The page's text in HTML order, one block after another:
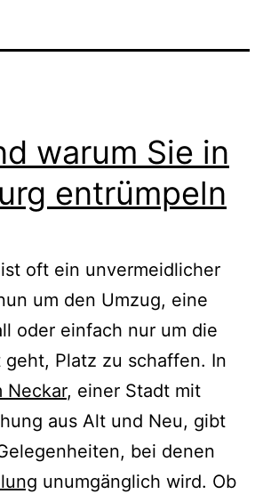
warum Sie in
entrümpeln
ist oft ein unvermeidlicher
um den Umzug, eine
oder einfach nur um die
Platz zu schaffen. In
Neckar, einer Stadt mit
aus Alt und Neu, gibt
bei denen
unumgänglich wird. Ob